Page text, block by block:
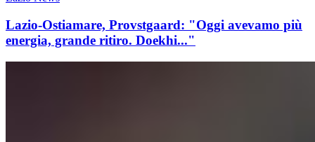
Lazio-Ostiamare, Provstgaard: "Oggi avevamo più
energia, grande ritiro. Doekhi..."